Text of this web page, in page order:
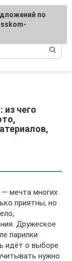
чего
— мечта многих
приятны, но
Дружеское
парилки
идёт о выборе
нужно
по